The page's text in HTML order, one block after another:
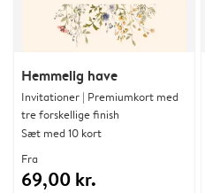
Hemmelig have
Invitationer | Premiumkort med
tre forskellige finish
Sæt med 10 kort
Fra
69,00 kr.